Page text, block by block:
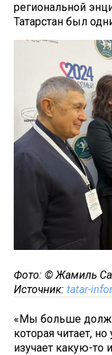
региональной
Татарстан был
Фото: © Жамиль
Источник: tatar-
«Мы больше
которая читает,
изучает какую-то